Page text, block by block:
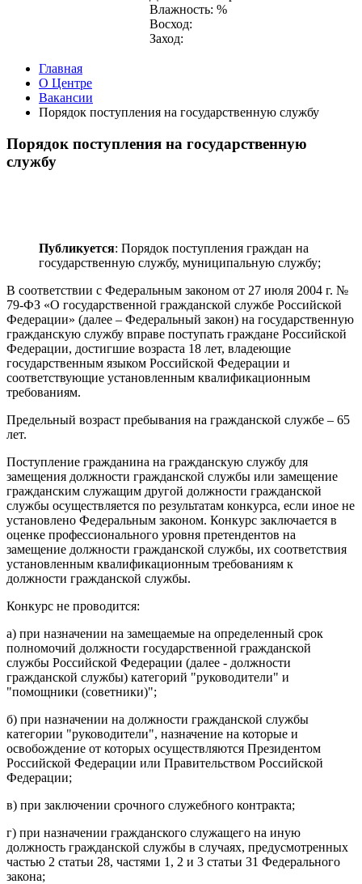
Влажность: %
Восход:
Заход:
Главная
О Центре
Вакансии
Порядок поступления на государственную службу
Порядок поступления на государственную
службу
Публикуется: Порядок поступления граждан на
государственную службу, муниципальную службу;
В соответствии с Федеральным законом от 27 июля 2004 г. №
79-ФЗ «О государственной гражданской службе Российской
Федерации» (далее – Федеральный закон) на государственную
гражданскую службу вправе поступать граждане Российской
Федерации, достигшие возраста 18 лет, владеющие
государственным языком Российской Федерации и
соответствующие установленным квалификационным
требованиям.
Предельный возраст пребывания на гражданской службе – 65
лет.
Поступление гражданина на гражданскую службу для
замещения должности гражданской службы или замещение
гражданским служащим другой должности гражданской
службы осуществляется по результатам конкурса, если иное не
установлено Федеральным законом. Конкурс заключается в
оценке профессионального уровня претендентов на
замещение должности гражданской службы, их соответствия
установленным квалификационным требованиям к
должности гражданской службы.
Конкурс не проводится:
а) при назначении на замещаемые на определенный срок
полномочий должности государственной гражданской
службы Российской Федерации (далее - должности
гражданской службы) категорий "руководители" и
"помощники (советники)";
б) при назначении на должности гражданской службы
категории "руководители", назначение на которые и
освобождение от которых осуществляются Президентом
Российской Федерации или Правительством Российской
Федерации;
в) при заключении срочного служебного контракта;
г) при назначении гражданского служащего на иную
должность гражданской службы в случаях, предусмотренных
частью 2 статьи 28, частями 1, 2 и 3 статьи 31 Федерального
закона;